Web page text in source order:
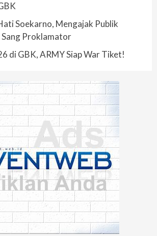
Soekarno, Mengajak Publik
Sang Proklamator
di GBK, ARMY Siap War Tiket!